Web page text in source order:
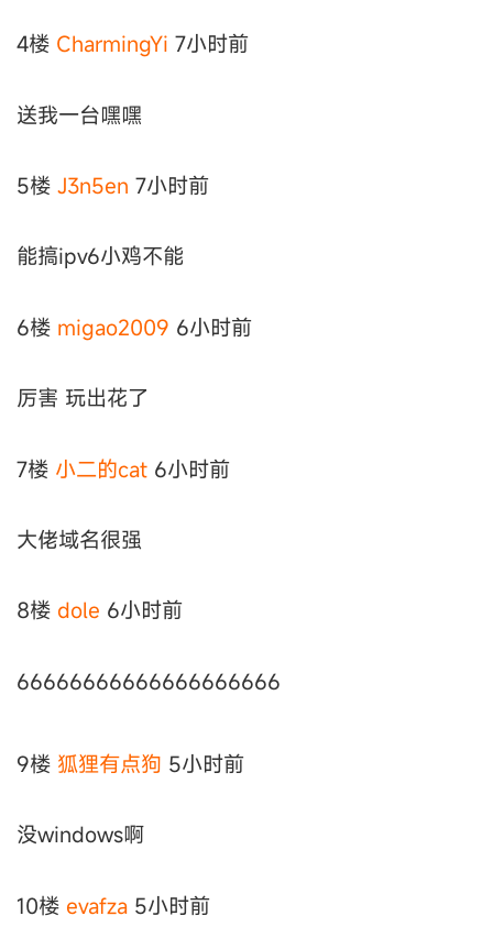
4楼 CharmingYi 7小时前
送我一台嘿嘿
5楼 J3n5en 7小时前
能搞ipv6小鸡不能
6楼 migao2009 6小时前
厉害 玩出花了
7楼 小二的cat 6小时前
大佬域名很强
8楼 dole 6小时前
66666666666666666666
9楼 狐狸有点狗 5小时前
没windows啊
10楼 evafza 5小时前